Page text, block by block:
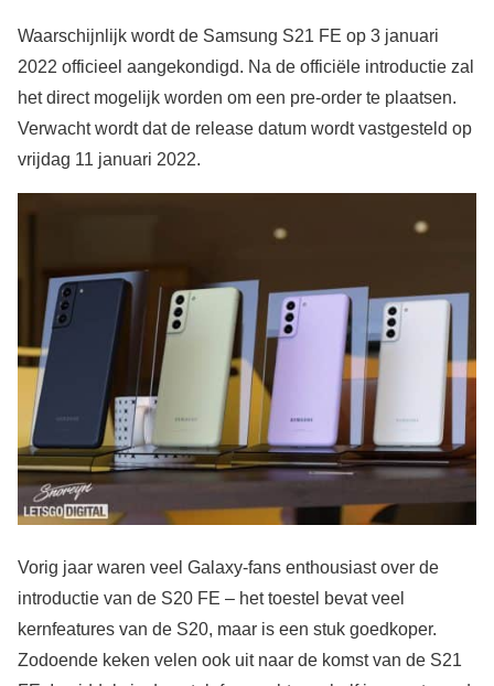
Waarschijnlijk wordt de Samsung S21 FE op 3 januari
2022 officieel aangekondigd. Na de officiële introductie zal
het direct mogelijk worden om een pre-order te plaatsen.
Verwacht wordt dat de release datum wordt vastgesteld op
vrijdag 11 januari 2022.
Vorig jaar waren veel Galaxy-fans enthousiast over de
introductie van de S20 FE – het toestel bevat veel
kernfeatures van de S20, maar is een stuk goedkoper.
Zodoende keken velen ook uit naar de komst van de S21